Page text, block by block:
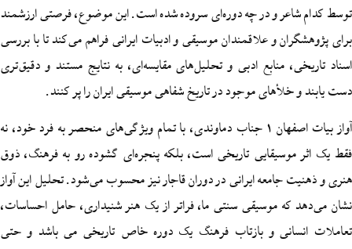
و در چه دوره‌ای سروده شده است. این موضوع، فرصتی ارزشمند
و علاقمندان موسیقی و ادبیات ایرانی فراهم می‌کند تا با بررسی
منابع ادبی و تحلیل‌های مقایسه‌ای، به نتایج مستند و دقیق‌تری
موجود در تاریخ شفاهی موسیقی ایران را پر کنند.
آواز بیات اصفهان 1 جناب دماوندی، با تمام ویژگی‌های منحصر به فرد خود، نه
تاریخی است، بلکه پنجره‌ای گشوده رو به فرهنگ، ذوق
جامعه ایرانی در دوران قاجار نیز محسوب می‌شود. تحلیل این آواز
موسیقی سنتی ما، فراتر از یک هنر شنیداری، حامل احساسات،
و بازتاب فرهنگ یک دوره خاص تاریخی می باشد و حتی